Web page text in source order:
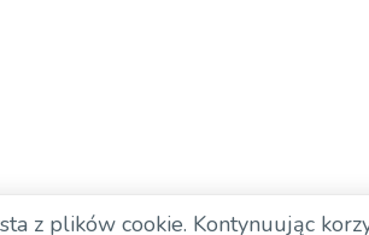
z plików cookie. Kontynuując